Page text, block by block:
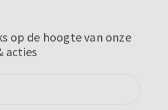
op de hoogte van onze
acties